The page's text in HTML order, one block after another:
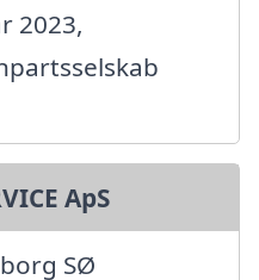
2023,
ApS
SØ